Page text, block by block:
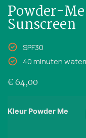
Powder-
Sunscreen
SPF30
40 minuten
€64,00
Kleur Powder Me